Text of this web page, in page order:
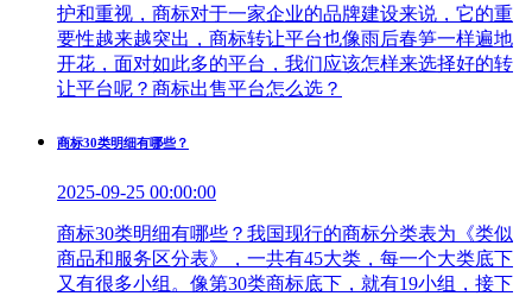
护和重视，商标对于一家企业的品牌建设来说，它的重
要性越来越突出，商标转让平台也像雨后春笋一样遍地
开花，面对如此多的平台，我们应该怎样来选择好的转
让平台呢？商标出售平台怎么选？
商标30类明细有哪些？
2025-09-25 00:00:00
商标30类明细有哪些？我国现行的商标分类表为《类似
商品和服务区分表》，一共有45大类，每一个大类底下
又有很多小组。像第30类商标底下，就有19小组，接下